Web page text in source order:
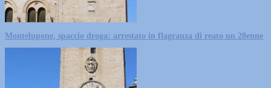
Montelupone, spaccio droga: arrestato in flagranza di reato un 28enne